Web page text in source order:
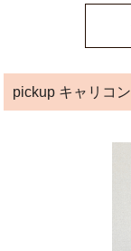
pickup キャリコン